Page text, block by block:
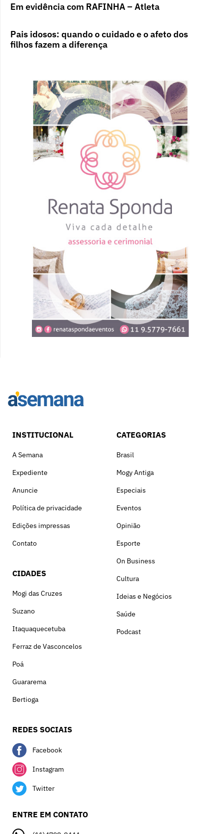
Em evidência com RAFINHA – Atleta
Pais idosos: quando o cuidado e o afeto dos
filhos fazem a diferença
INSTITUCIONAL
A Semana
Expediente
Anuncie
Política de privacidade
Edições impressas
Contato
CIDADES
Mogi das Cruzes
Suzano
Itaquaquecetuba
Ferraz de Vasconcelos
Poá
Guararema
Bertioga
CATEGORIAS
Brasil
Mogy Antiga
Especiais
Eventos
Opinião
Esporte
On Business
Cultura
Ideias e Negócios
Saúde
Podcast
REDES SOCIAIS
Facebook
Instagram
Twitter
ENTRE EM CONTATO